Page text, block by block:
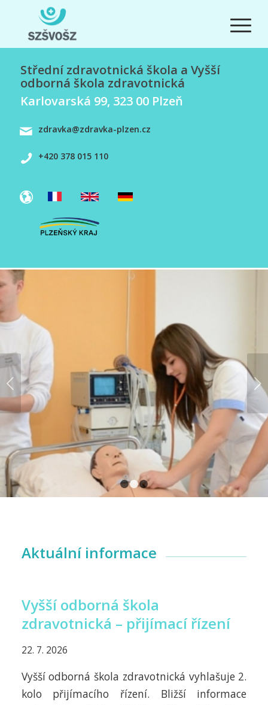
Střední zdravotnická škola a Vyšší
odborná škola zdravotnická
Karlovarská 99, 323 00 Plzeň
zdravka@zdravka-plzen.cz
+420 378 015 110
Next
1 3
Aktuální informace
Vyšší odborná škola
zdravotnická – přijímací řízení
22. 7. 2026
Vyšší odborná škola zdravotnická vyhlašuje 2.
kolo přijímacího řízení. Bližší informace